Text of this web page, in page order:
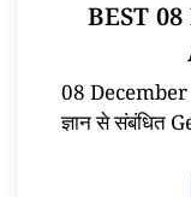
BEST
08
ज्ञान से संबंधित